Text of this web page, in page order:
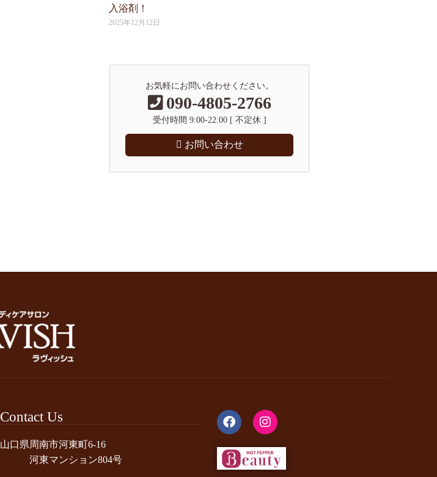
入浴剤！
2025年12月12日
お気軽にお問い合わせください。
090-4805-2766
受付時間 9:00-22:00 [ 不定休 ]
お問い合わせ
Contact Us
山口県周南市河東町6-16
河東マンション804号